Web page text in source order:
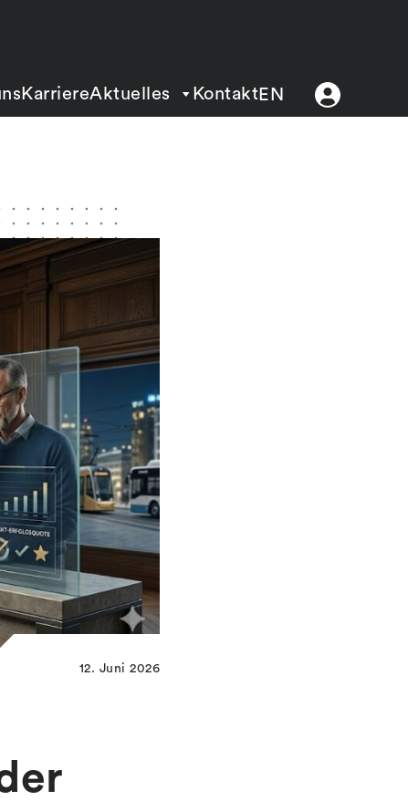
KarriereAktuelles KontaktEN
12. Juni 2026